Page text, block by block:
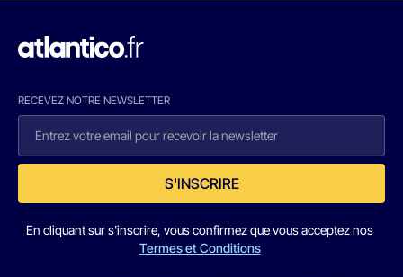
RECEVEZ NOTRE NEWSLETTER
S'INSCRIRE
En cliquant sur s'inscrire, vous confirmez que vous acceptez nos
Termes et Conditions